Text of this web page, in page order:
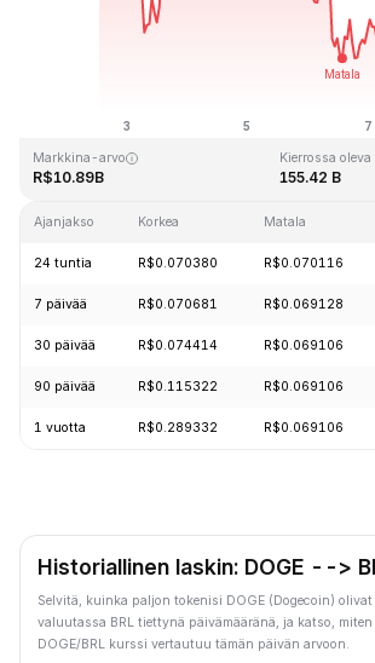
R$0.000087
Markkina-arvo
R$10.89B
Kierrossa
155.42 B
Ajanjakso Korkea Matala
24 tuntia R$0.070380 R$0.070116
7 päivää R$0.070681 R$0.069128
30 päivää R$0.074414 R$0.069106
90 päivää R$0.115322 R$0.069106
1 vuotta R$0.289332 R$0.069106
Historiallinen laskin: DOGE -->
Selvitä, kuinka paljon tokenisi DOGE (Dogecoin)
valuutassa BRL tiettynä päivämääränä, ja katso,
DOGE/BRL kurssi vertautuu tämän päivän arvoon.